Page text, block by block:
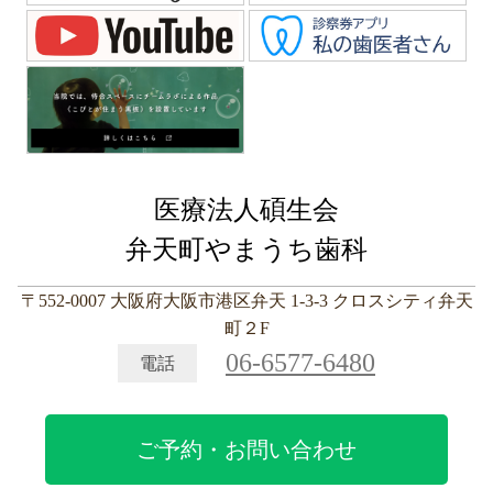
医療法人碩生会
弁天町やまうち歯科
〒552-0007 大阪府大阪市港区弁天 1-3-3 クロスシティ弁天
町２F
電話
06-6577-6480
ご予約・お問い合わせ